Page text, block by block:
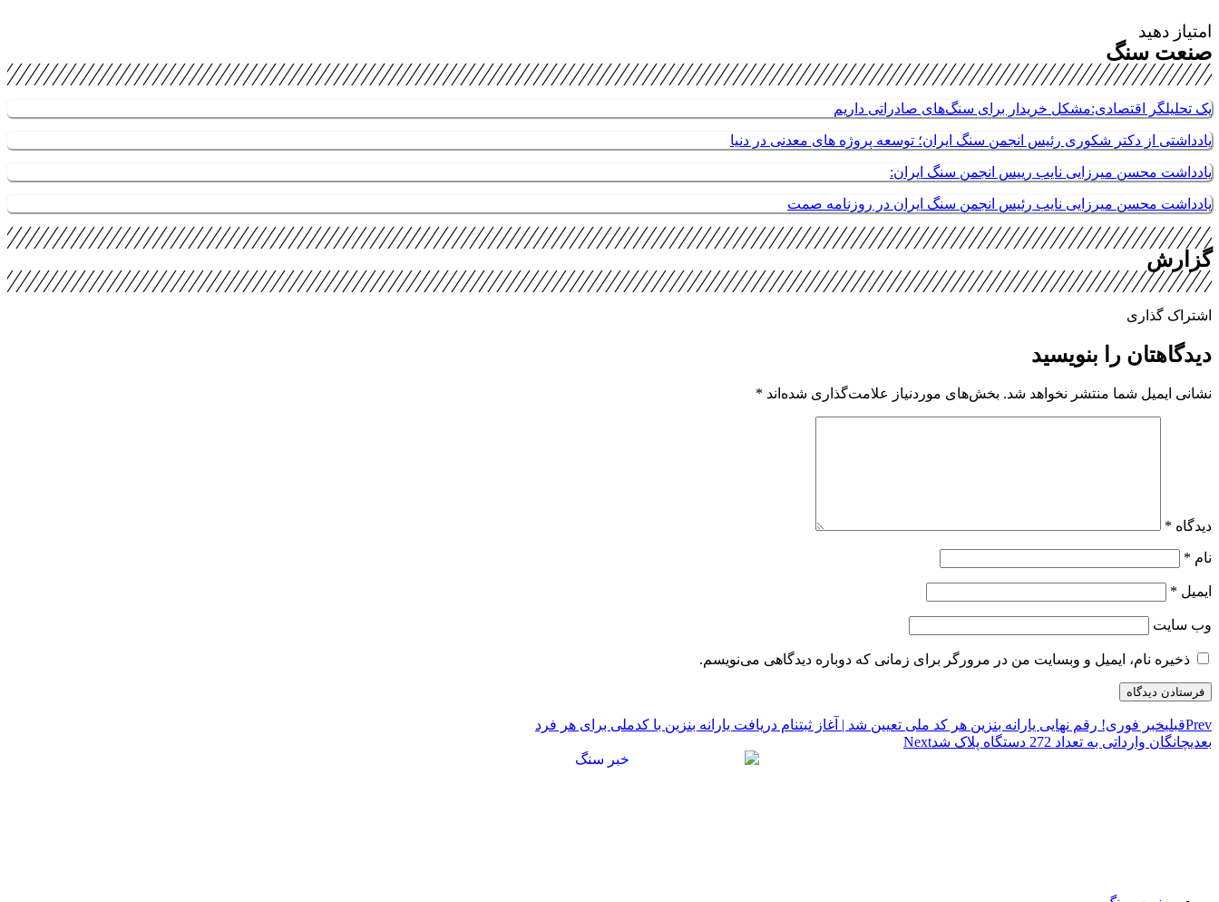
امتیاز دهید
صنعت سنگ
یک تحلیلگر اقتصادی:مشکل خریدار برای سنگ‌های صادراتی داریم
یادداشتی از دکتر شکوری رئیس انجمن سنگ ایران؛ توسعه پروژه های معدنی در دنیا
یادداشت محسن میرزایی نایب رییس انجمن سنگ ایران:
یادداشت محسن میرزایی نایب رئیس انجمن سنگ ایران در روزنامه صمت
گزارش
اشتراک گذاری
دیدگاهتان را بنویسید
نشانی ایمیل شما منتشر نخواهد شد. بخش‌های موردنیاز علامت‌گذاری شده‌اند *
دیدگاه *
نام *
ایمیل *
وب‌ سایت
ذخیره نام، ایمیل و وبسایت من در مرورگر برای زمانی که دوباره دیدگاهی می‌نویسم.
Prevقبلیخبر فوری! رقم نهایی یارانه بنزین هر کد ملی تعیین شد | آغاز ثبتنام دریافت یارانه بنزین با کدملی برای هر فرد
بعدیچانگان وارداتی به تعداد 272 دستگاه پلاک شد Next